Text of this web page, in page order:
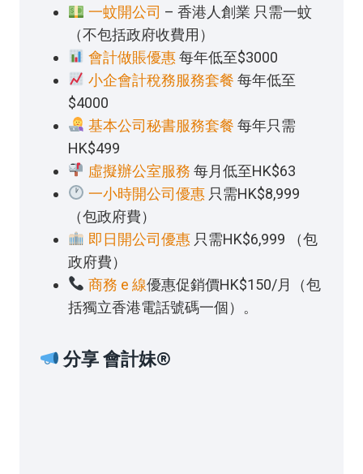
一蚊開公司 – 香港人創業 只需一蚊
（不包括政府收費用）
會計做賬優惠每年低至$3000
小企會計稅務服務套餐 每年低至
$4000
基本公司秘書服務套餐 每年只需
HK$499
虛擬辦公室服務 每月低至HK$63
一小時開公司優惠只需HK$8,999
（包政府費）
即日開公司優惠只需HK$6,999 （包
政府費）
商務 e 線優惠促銷價HK$150/月（包
括獨立香港電話號碼一個）。
分享 會計妹®